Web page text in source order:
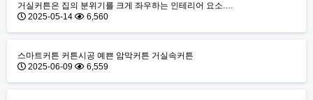
거실커튼은 집의 분위기를 크게 좌우하는 인테리어 요소.…
2025-05-14
6,560
스마트커튼 커튼시공 예쁜 암막커튼 거실속커튼
2025-06-09
6,559